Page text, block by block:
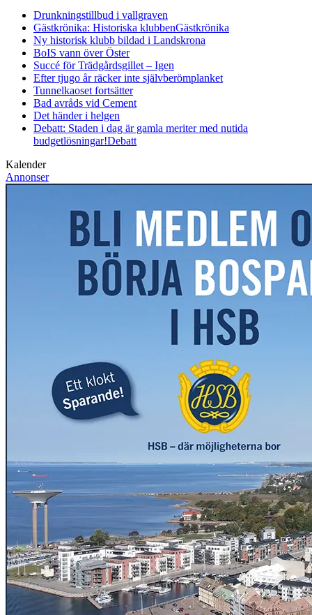
Drunkningstillbud i vallgraven
Gästkrönika: Historiska klubbenGästkrönika
Ny historisk klubb bildad i Landskrona
BoIS vann över Öster
Succé för Trädgårdsgillet – Igen
Efter tjugo år räcker inte självberömplanket
Tunnelkaoset fortsätter
Bad avråds vid Cement
Det händer i helgen
Debatt: Staden i dag är gamla meriter med nutida
budgetlösningar!Debatt
Kalender
Annonser